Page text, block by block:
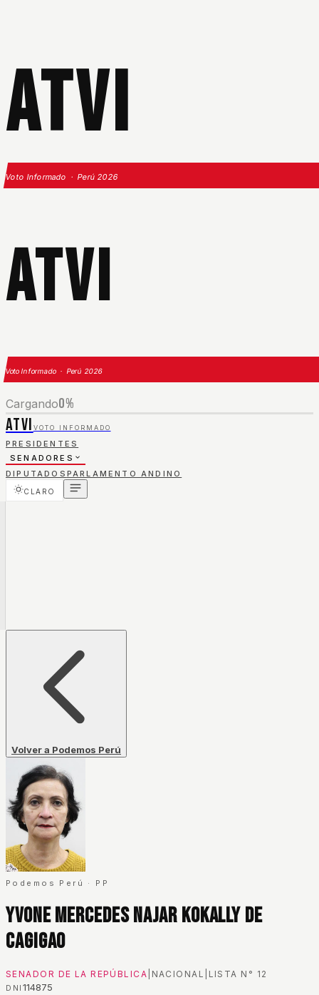
ATVI
Voto Informado · Perú 2026
ATVI
Voto Informado · Perú 2026
Cargando0%
ATVI VOTO INFORMADO
PRESIDENTES
SENADORES
DIPUTADOS PARLAMENTO ANDINO
CLARO
Volver a Podemos Perú
Podemos Perú · PP
Yvone Mercedes Najar Kokally De
Cagigao
SENADOR DE LA REPÚBLICA NACIONAL LISTA N° 12
DNI 114875